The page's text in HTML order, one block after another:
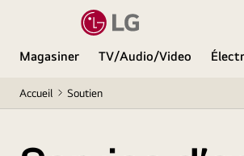
Magasiner TV/Audio/Video
Accueil Soutien